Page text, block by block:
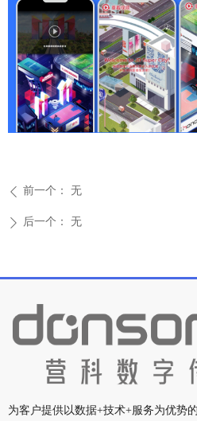
ꄴ 前一个： 无
ꄲ 后一个： 无
为客户提供以数据+技术+服务为优势